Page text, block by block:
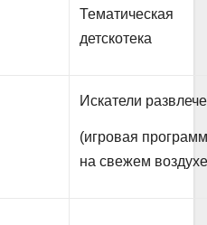
Тематическая
детскотека
Искатели
(игровая
на свежем